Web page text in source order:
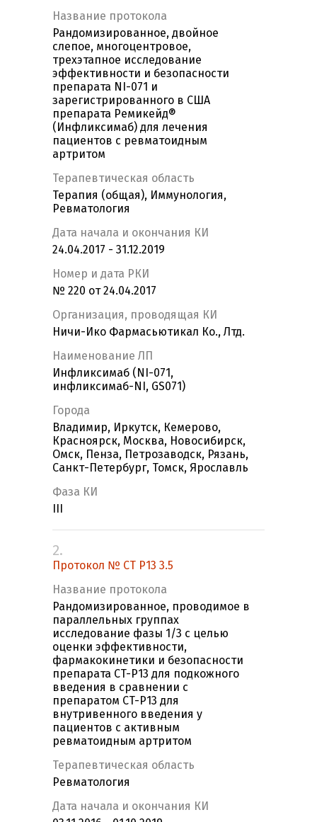
Название протокола
Рандомизированное, двойное
слепое, многоцентровое,
трехэтапное исследование
эффективности и безопасности
препарата NI-071 и
зарегистрированного в США
препарата Ремикейд®
(Инфликсимаб) для лечения
пациентов с ревматоидным
артритом
Терапевтическая область
Терапия (общая), Иммунология,
Ревматология
Дата начала и окончания КИ
24.04.2017 - 31.12.2019
Номер и дата РКИ
№ 220 от 24.04.2017
Организация, проводящая КИ
Ничи-Ико Фармасьютикал Ко., Лтд.
Наименование ЛП
Инфликсимаб (NI-071,
инфликсимаб-NI, GS071)
Города
Владимир, Иркутск, Кемерово,
Красноярск, Москва, Новосибирск,
Омск, Пенза, Петрозаводск, Рязань,
Санкт-Петербург, Томск, Ярославль
Фаза КИ
2.
Протокол № CT P13 3.5
Название протокола
Рандомизированное, проводимое в
параллельных группах
исследование фазы 1/3 с целью
оценки эффективности,
фармакокинетики и безопасности
препарата CT-P13 для подкожного
введения в сравнении с
препаратом CT-P13 для
внутривенного введения у
пациентов с активным
ревматоидным артритом
Терапевтическая область
Ревматология
Дата начала и окончания КИ